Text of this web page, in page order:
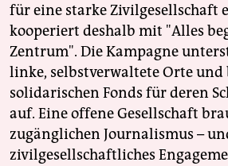
für eine starke Zivilgesellschaft
kooperiert deshalb mit "Alles
Zentrum". Die Kampagne
linke, selbstverwaltete Orte und
solidarischen Fonds für deren
auf. Eine offene Gesellschaft
zugänglichen Journalismus –
zivilgesellschaftliches